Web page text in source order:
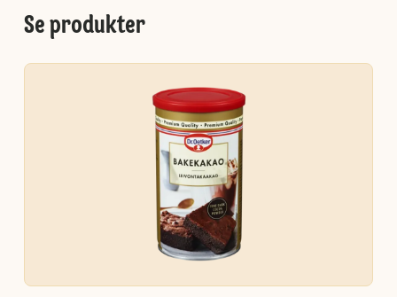
Se produkter